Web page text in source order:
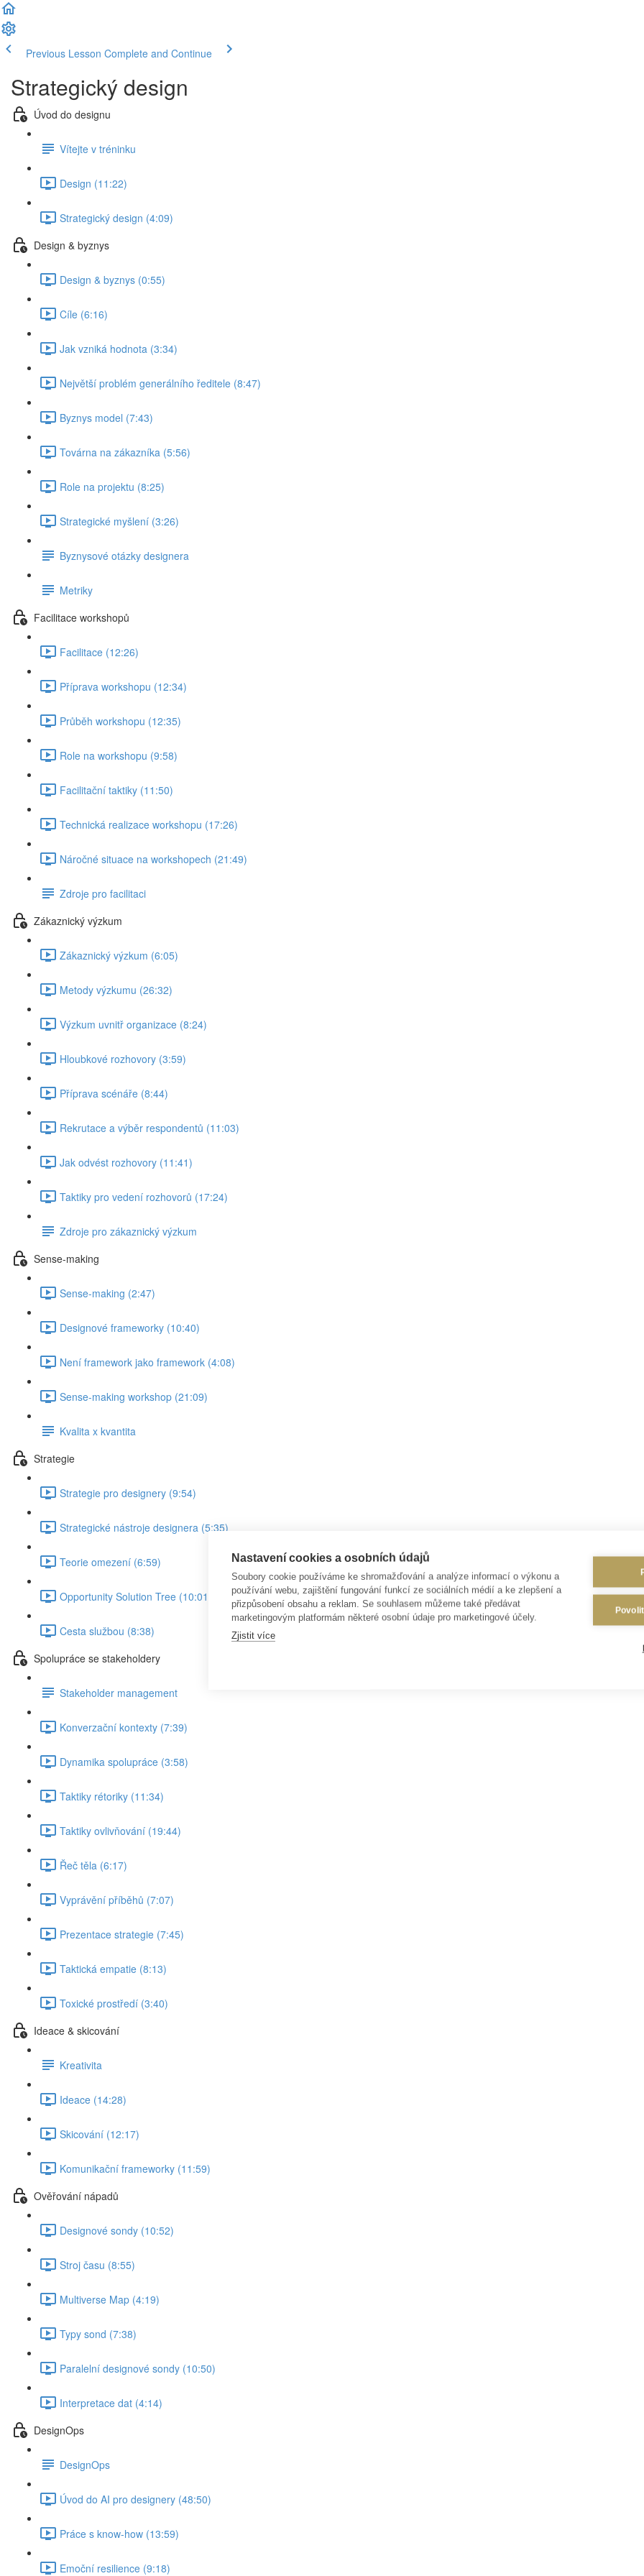
Previous Lesson Complete and Continue
Strategický design
Úvod do designu
Vítejte v tréninku
Design (11:22)
Strategický design (4:09)
Design & byznys
Design & byznys (0:55)
Cíle (6:16)
Jak vzniká hodnota (3:34)
Největší problém generálního ředitele (8:47)
Byznys model (7:43)
Továrna na zákazníka (5:56)
Role na projektu (8:25)
Strategické myšlení (3:26)
Byznysové otázky designera
Metriky
Facilitace workshopů
Facilitace (12:26)
Příprava workshopu (12:34)
Průběh workshopu (12:35)
Role na workshopu (9:58)
Facilitační taktiky (11:50)
Technická realizace workshopu (17:26)
Náročné situace na workshopech (21:49)
Zdroje pro facilitaci
Zákaznický výzkum
Zákaznický výzkum (6:05)
Metody výzkumu (26:32)
Výzkum uvnitř organizace (8:24)
Hloubkové rozhovory (3:59)
Příprava scénáře (8:44)
Rekrutace a výběr respondentů (11:03)
Jak odvést rozhovory (11:41)
Taktiky pro vedení rozhovorů (17:24)
Zdroje pro zákaznický výzkum
Sense-making
Sense-making (2:47)
Designové frameworky (10:40)
Není framework jako framework (4:08)
Sense-making workshop (21:09)
Kvalita x kvantita
Strategie
Strategie pro designery (9:54)
Strategické nástroje designera (5:35)
Teorie omezení (6:59)
Opportunity Solution Tree (10:01)
Cesta službou (8:38)
Spolupráce se stakeholdery
Stakeholder management
Konverzační kontexty (7:39)
Dynamika spolupráce (3:58)
Taktiky rétoriky (11:34)
Taktiky ovlivňování (19:44)
Řeč těla (6:17)
Vyprávění příběhů (7:07)
Prezentace strategie (7:45)
Taktická empatie (8:13)
Toxické prostředí (3:40)
Ideace & skicování
Kreativita
Ideace (14:28)
Skicování (12:17)
Komunikační frameworky (11:59)
Ověřování nápadů
Designové sondy (10:52)
Stroj času (8:55)
Multiverse Map (4:19)
Typy sond (7:38)
Paralelní designové sondy (10:50)
Interpretace dat (4:14)
DesignOps
DesignOps
Úvod do AI pro designery (48:50)
Práce s know-how (13:59)
Emoční resilience (9:18)
Nastavení cookies a osobních údajů
Soubory cookie používáme ke shromažďování a analýze informací o výkonu a
používání webu, zajištění fungování funkcí ze sociálních médií a ke zlepšení a
přizpůsobení obsahu a reklam. Se souhlasem můžeme také předávat
marketingovým platformám některé osobní údaje pro marketingové účely.
Zjistit více